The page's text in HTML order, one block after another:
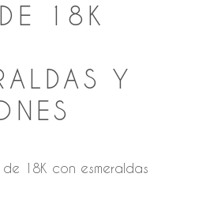
18K
Y
18K con esmeraldas